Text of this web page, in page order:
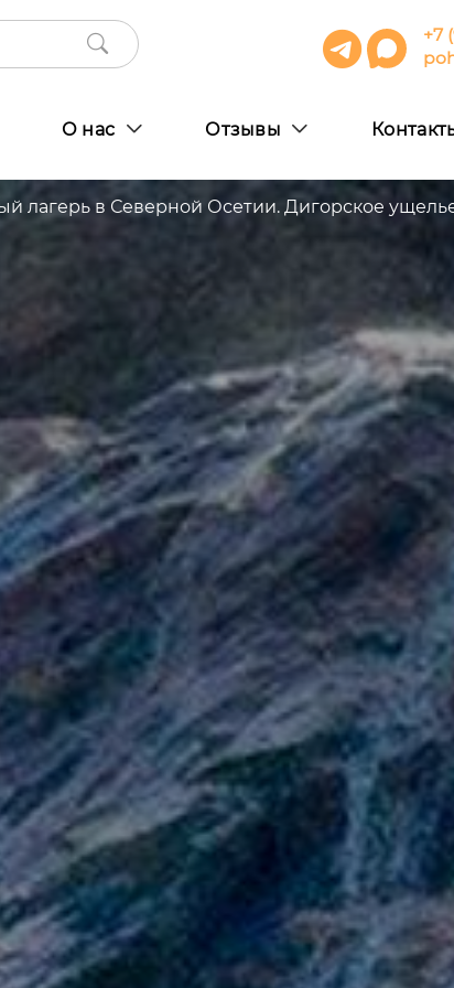
+7
О нас Отзывы
лагерь в Северной Осетии. Дигорское